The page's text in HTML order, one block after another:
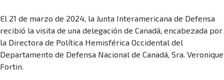
El 21 de marzo de 2024, la Junta Interamericana de Defensa
recibió la visita de una delegación de Canadá, encabezada por
la Directora de Política Hemisférica Occidental del
Departamento de Defensa Nacional de Canadá, Sra. Veronique
Fortin.